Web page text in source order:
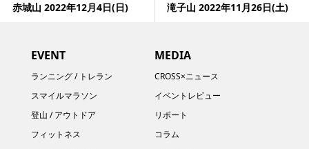
赤城山 2022年12月4日(日)
滝子山 2022年11月26日(土)
EVENT
ランニング / トレラン
スマイルマラソン
登山 / アウトドア
フィットネス
MEDIA
CROSS×ニュース
イベントレビュー
リポート
コラム